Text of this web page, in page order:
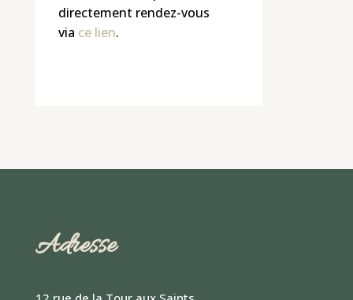
directement rendez-vous
via ce lien.
Adresse